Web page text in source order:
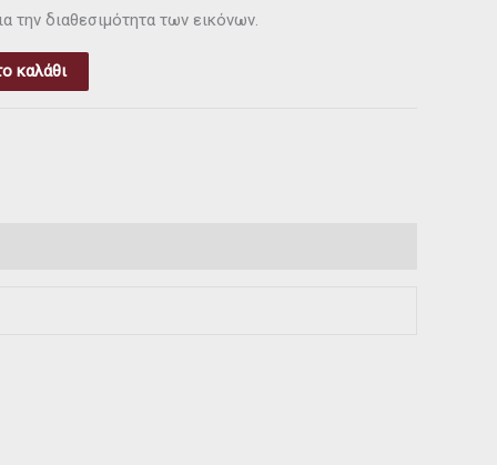
την διαθεσιμότητα των εικόνων.
καλάθι